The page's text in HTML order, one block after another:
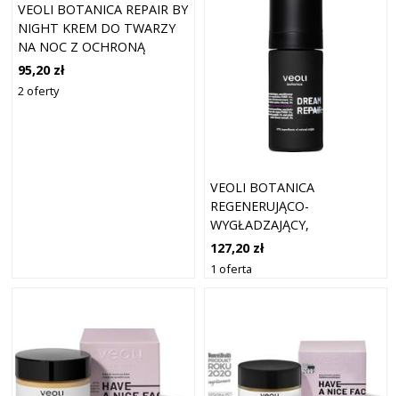
VEOLI BOTANICA REPAIR BY
NIGHT KREM DO TWARZY
NA NOC Z OCHRONĄ
LIPIDOWĄ “SECOND SKIN”
KREMY NA NOC 50 ML
95,20 zł
2 oferty
VEOLI BOTANICA
REGENERUJĄCO-
WYGŁADZAJĄCY,
SENOLITYCZNY KREM DO
TWARZY KREMY NA NOC 30
127,20 zł
1 oferta